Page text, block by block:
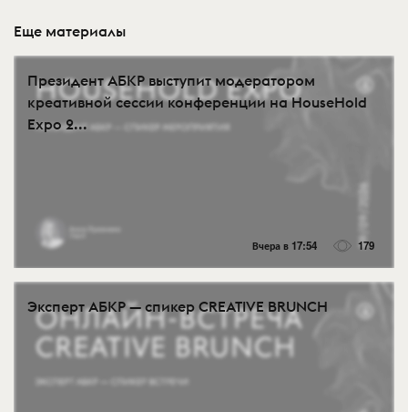
Еще материалы
Президент АБКР выступит модератором
креативной сессии конференции на HouseHold
Expo 2...
Вчера в 17:54 179
Эксперт АБКР — спикер CREATIVE BRUNCH